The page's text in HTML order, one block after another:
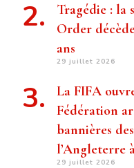
Tragédie : la
Order
ans
29 juillet 2026
La FIFA
Fédération
bannières
l’Angleterre
29 juillet 2026